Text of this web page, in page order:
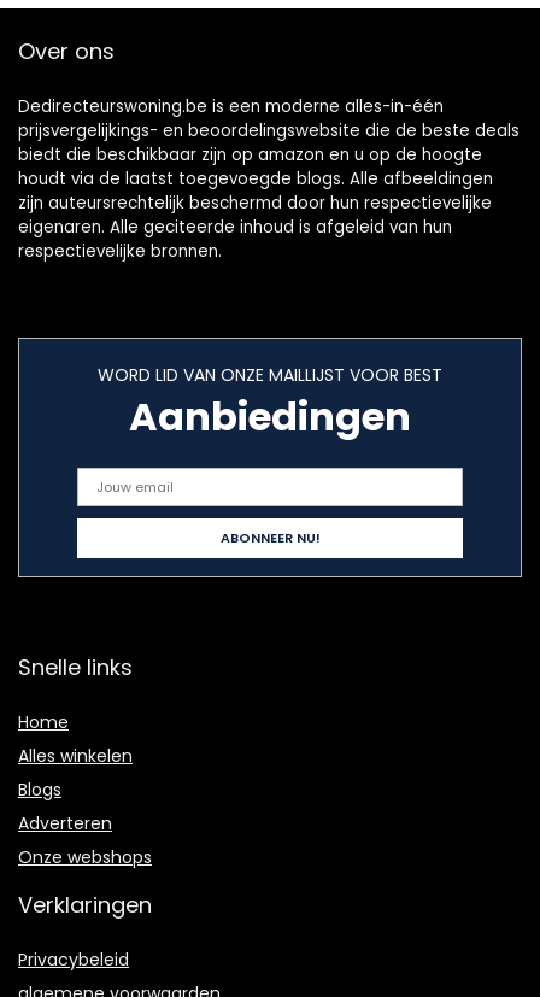
Over ons
Dedirecteurswoning.be is een moderne alles-in-één
prijsvergelijkings- en beoordelingswebsite die de beste deals
biedt die beschikbaar zijn op amazon en u op de hoogte
houdt via de laatst toegevoegde blogs. Alle afbeeldingen
zijn auteursrechtelijk beschermd door hun respectievelijke
eigenaren. Alle geciteerde inhoud is afgeleid van hun
respectievelijke bronnen.
WORD LID VAN ONZE MAILLIJST VOOR BEST
Aanbiedingen
Snelle links
Home
Alles winkelen
Blogs
Adverteren
Onze webshops
Verklaringen
Privacybeleid